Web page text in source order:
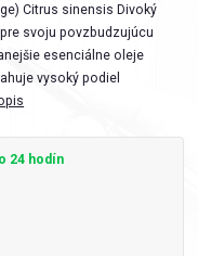
Citrus sinensis Divoký
svoju povzbudzujúcu
esenciálne oleje
vysoký podiel
24 hodín